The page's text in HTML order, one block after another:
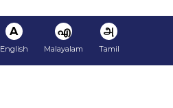
A
English
എ
Malayalam
அ
Tamil